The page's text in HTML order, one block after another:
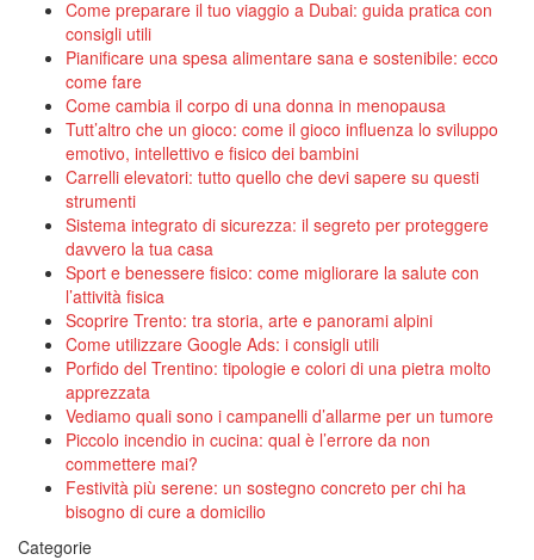
Come preparare il tuo viaggio a Dubai: guida pratica con
consigli utili
Pianificare una spesa alimentare sana e sostenibile: ecco
come fare
Come cambia il corpo di una donna in menopausa
Tutt’altro che un gioco: come il gioco influenza lo sviluppo
emotivo, intellettivo e fisico dei bambini
Carrelli elevatori: tutto quello che devi sapere su questi
strumenti
Sistema integrato di sicurezza: il segreto per proteggere
davvero la tua casa
Sport e benessere fisico: come migliorare la salute con
l’attività fisica
Scoprire Trento: tra storia, arte e panorami alpini
Come utilizzare Google Ads: i consigli utili
Porfido del Trentino: tipologie e colori di una pietra molto
apprezzata
Vediamo quali sono i campanelli d’allarme per un tumore
Piccolo incendio in cucina: qual è l’errore da non
commettere mai?
Festività più serene: un sostegno concreto per chi ha
bisogno di cure a domicilio
Categorie